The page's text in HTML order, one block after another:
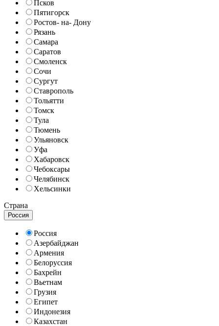
Псков
Пятигорск
Ростов- на- Дону
Рязань
Самара
Саратов
Смоленск
Сочи
Сургут
Ставрополь
Тольятти
Томск
Тула
Тюмень
Ульяновск
Уфа
Хабаровск
Чебоксары
Челябинск
Хельсинки
Страна
Россия
Россия
Азербайджан
Армения
Белоруссия
Бахрейн
Вьетнам
Грузия
Египет
Индонезия
Казахстан